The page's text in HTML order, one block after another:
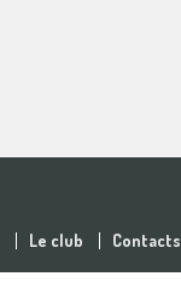
Le club Contacts